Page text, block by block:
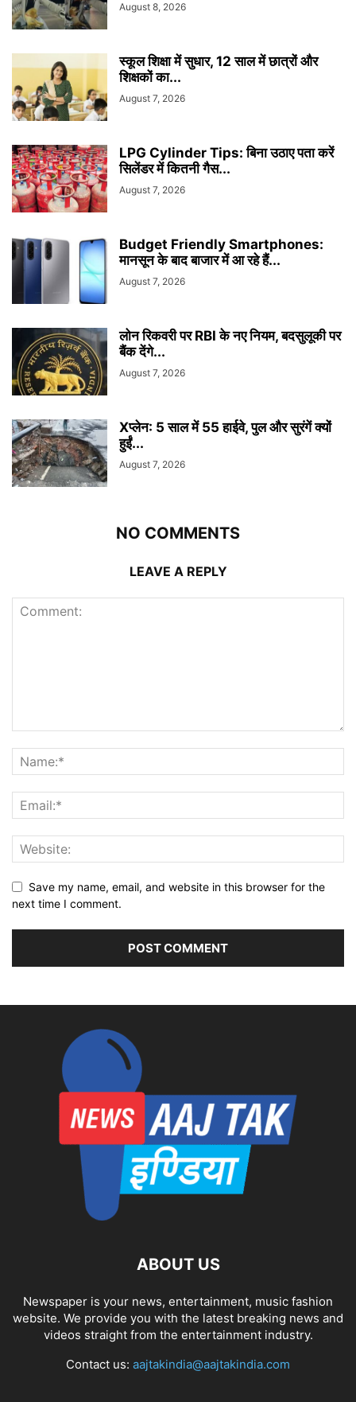
August 8, 2026
स्कूल शिक्षा में सुधार, 12 साल में छात्रों और
शिक्षकों का...
August 7, 2026
LPG Cylinder Tips: बिना उठाए पता करें
सिलेंडर में कितनी गैस...
August 7, 2026
Budget Friendly Smartphones:
मानसून के बाद बाजार में आ रहे हैं...
August 7, 2026
लोन रिकवरी पर RBI के नए नियम, बदसुलूकी पर
बैंक देंगे...
August 7, 2026
Xप्लेन: 5 साल में 55 हाईवे, पुल और सुरंगें क्यों
हुईं...
August 7, 2026
NO COMMENTS
LEAVE A REPLY
Save my name, email, and website in this browser for the
next time I comment.
ABOUT US
Newspaper is your news, entertainment, music fashion
website. We provide you with the latest breaking news and
videos straight from the entertainment industry.
Contact us: aajtakindia@aajtakindia.com